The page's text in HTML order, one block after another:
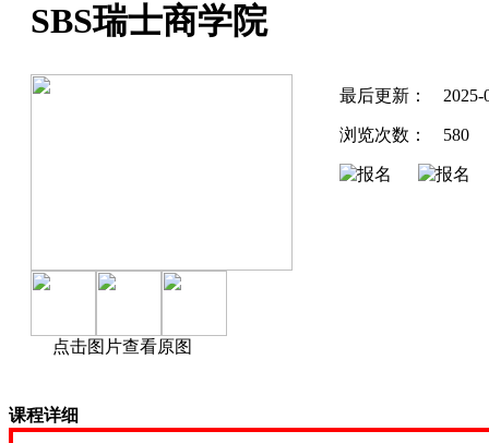
SBS瑞士商学院
点击图片查看原图
最后更新： 2025-
浏览次数： 580
课程详细